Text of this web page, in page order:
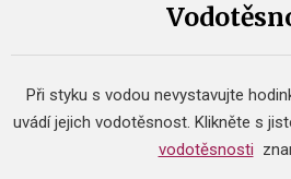
Při styku s vodou nevystavujte
uvádí jejich vodotěsnost. Klikněte s
vodotěsnosti